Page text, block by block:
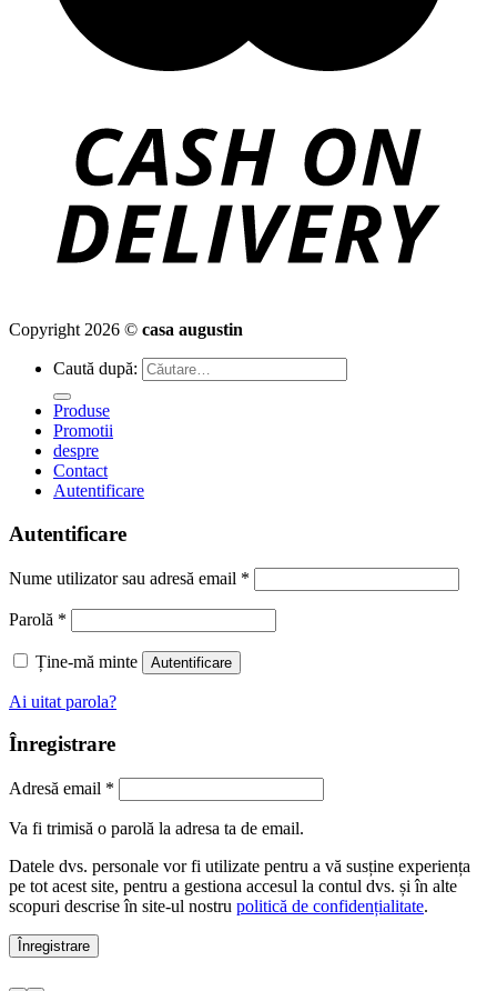
Copyright 2026 © casa augustin
Caută după:
Produse
Promotii
despre
Contact
Autentificare
Autentificare
Nume utilizator sau adresă email *
Parolă *
Ține-mă minte Autentificare
Ai uitat parola?
Înregistrare
Adresă email *
Va fi trimisă o parolă la adresa ta de email.
Datele dvs. personale vor fi utilizate pentru a vă susține experiența
pe tot acest site, pentru a gestiona accesul la contul dvs. și în alte
scopuri descrise în site-ul nostru politică de confidențialitate.
Înregistrare